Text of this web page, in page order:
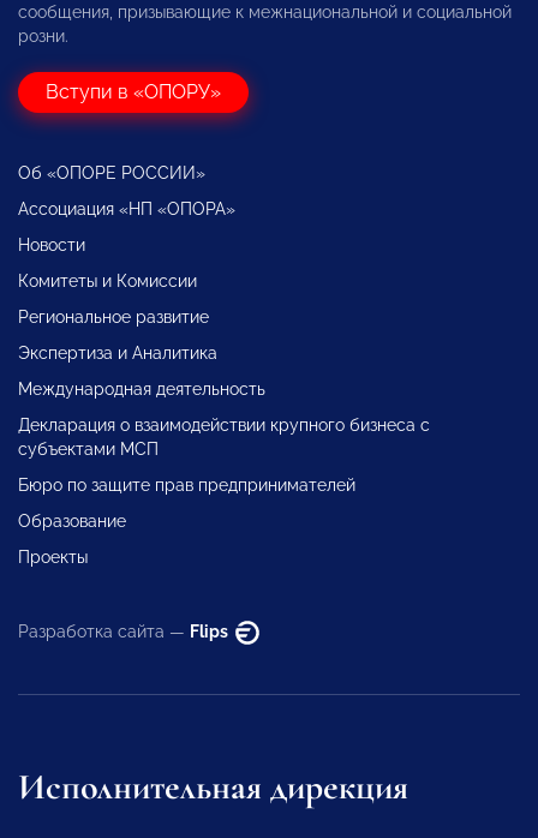
сообщения, призывающие к межнациональной и социальной
розни.
Вступи в «ОПОРУ»
Об «ОПОРЕ РОССИИ»
Ассоциация «НП «ОПОРА»
Новости
Комитеты и Комиссии
Региональное развитие
Экспертиза и Аналитика
Международная деятельность
Декларация о взаимодействии крупного бизнеса с
субъектами МСП
Бюро по защите прав предпринимателей
Образование
Проекты
Разработка сайта — Flips
Исполнительная дирекция